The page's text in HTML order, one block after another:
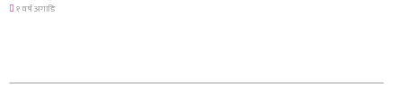
१ वर्ष अगाडि